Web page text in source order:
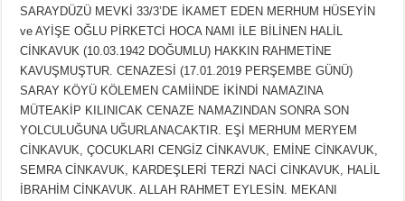
SARAYDÜZÜ MEVKİ 33/3’DE İKAMET EDEN MERHUM HÜSEYİN
ve AYİŞE OĞLU PİRKETCİ HOCA NAMI İLE BİLİNEN HALİL
CİNKAVUK (10.03.1942 DOĞUMLU) HAKKIN RAHMETİNE
KAVUŞMUŞTUR. CENAZESİ (17.01.2019 PERŞEMBE GÜNÜ)
SARAY KÖYÜ KÖLEMEN CAMİİNDE İKİNDİ NAMAZINA
MÜTEAKİP KILINICAK CENAZE NAMAZINDAN SONRA SON
YOLCULUĞUNA UĞURLANACAKTIR. EŞİ MERHUM MERYEM
CİNKAVUK, ÇOCUKLARI CENGİZ CİNKAVUK, EMİNE CİNKAVUK,
SEMRA CİNKAVUK, KARDEŞLERİ TERZİ NACİ CİNKAVUK, HALİL
İBRAHİM CİNKAVUK. ALLAH RAHMET EYLESİN. MEKANI